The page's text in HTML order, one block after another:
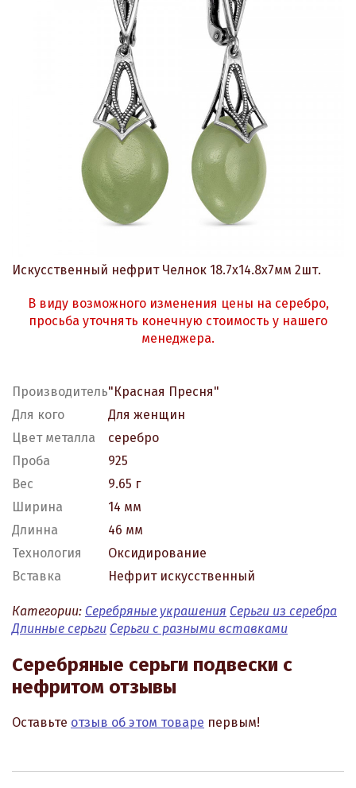
Искусственный нефрит Челнок 18.7х14.8х7мм 2шт.
В виду возможного изменения цены на серебро,
просьба уточнять конечную стоимость у нашего
менеджера.
Производитель"Красная Пресня"
Для кого
Для женщин
Цвет металла
серебро
Проба
925
Вес
9.65 г
Ширина
14 мм
Длинна
46 мм
Технология
Оксидирование
Вставка
Нефрит искусственный
Категории: Серебряные украшения Серьги из серебра
Длинные серьги Серьги с разными вставками
Серебряные серьги подвески с
нефритом отзывы
Оставьте отзыв об этом товаре первым!